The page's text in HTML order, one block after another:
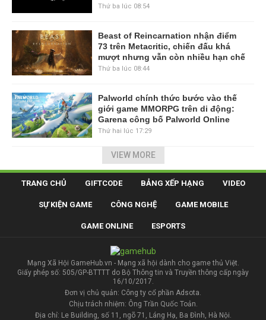
Thứ ba lúc 08:54
Beast of Reincarnation nhận điểm
73 trên Metacritic, chiến đấu khá
mượt nhưng vẫn còn nhiều hạn chế
Thứ ba lúc 08:44
Palworld chính thức bước vào thế
giới game MMORPG trên di động:
Garena công bố Palworld Online
Thứ hai lúc 17:29
VIEW MORE
TRANG CHỦ GIFTCODE BẢNG XẾP HẠNG VIDEO
SỰ KIỆN GAME CÔNG NGHỆ GAME MOBILE
GAME ONLINE ESPORTS
Mạng Xã Hội GameHub.vn - Mạng xã hội dành cho game thủ Việt.
Giấy phép số: 505/GP-BTTTT do Bộ Thông tin và Truyền thông cấp ngày
16/10/2017.
Đơn vị chủ quản: Công ty cổ phần Adsota.
Chịu trách nhiệm: Ông Trần Quốc Toản.
Địa chỉ: Le Building, số 11, ngõ 71, Láng Hạ, Ba Đình, Hà Nội.